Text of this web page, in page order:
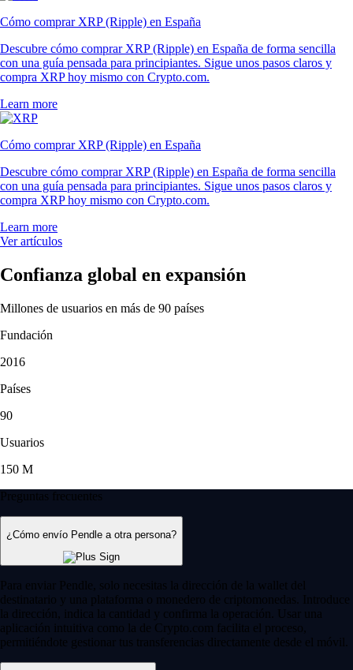
Cómo comprar XRP (Ripple) en España
Descubre cómo comprar XRP (Ripple) en España de forma sencilla
con una guía pensada para principiantes. Sigue unos pasos claros y
compra XRP hoy mismo con Crypto.com.
Learn more
Cómo comprar XRP (Ripple) en España
Descubre cómo comprar XRP (Ripple) en España de forma sencilla
con una guía pensada para principiantes. Sigue unos pasos claros y
compra XRP hoy mismo con Crypto.com.
Learn more
Ver artículos
Confianza global en expansión
Millones de usuarios en más de 90 países
Fundación
2016
Países
90
Usuarios
150 M
Preguntas frecuentes
¿Cómo envío Pendle a otra persona?
Para enviar Pendle, solo necesitas la dirección de la wallet del
destinatario y una plataforma o monedero de criptomonedas. Introduce
la dirección, indica la cantidad y confirma la operación. Usar una
aplicación intuitiva como la de Crypto.com facilita el proceso,
permitiéndote gestionar tus transferencias directamente desde el móvil.